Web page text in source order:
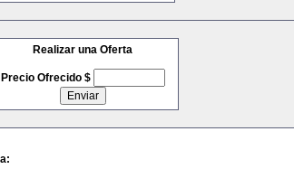
Realizar una Oferta
Precio Ofrecido $